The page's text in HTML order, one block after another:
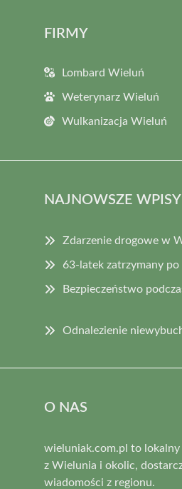
FIRMY
Lombard Wieluń
Weterynarz Wieluń
Wulkanizacja Wieluń
NAJNOWSZE WPISY
Zdarzenie drogowe w
63-latek zatrzymany
Bezpieczeństwo
Odnalezienie
O NAS
wieluniak.com.pl to
z Wielunia i okolic,
wiadomości z regionu.